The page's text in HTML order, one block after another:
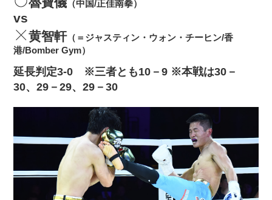
（中国/正佳南拳）
vs
黄智軒（＝ジャスティン・ウォン・チーヒン/香
港/Bomber Gym）
延長判定3‐0 ※三者とも10－9 ※本戦は30－
30、29－29、29－30